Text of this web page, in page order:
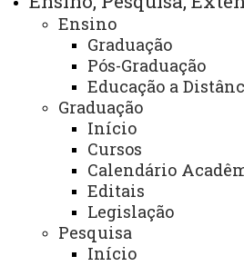
Ensino
Graduação
Pós-Graduação
Educação a
Graduação
Início
Cursos
Calendário
Editais
Legislação
Pesquisa
Início
Você está aqui:Unioeste
Objetivos de Desenvolvimento
Acesso Restrito (Editores do Portal)